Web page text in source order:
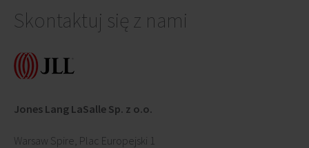
Skontaktuj się z nami
Jones Lang LaSalle Sp. z o.o.
Warsaw Spire, Plac Europejski 1